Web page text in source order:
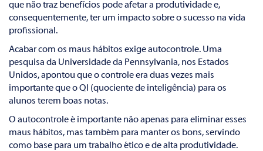
que não traz benefícios pode afetar a produtividade e,
consequentemente, ter um impacto sobre o sucesso na vida
profissional.
Acabar com os maus hábitos exige autocontrole. Uma
pesquisa da Universidade da Pennsylvania, nos Estados
Unidos, apontou que o controle era duas vezes mais
importante que o QI (quociente de inteligência) para os
alunos terem boas notas.
O autocontrole é importante não apenas para eliminar esses
maus hábitos, mas também para manter os bons, servindo
como base para um trabalho ético e de alta produtividade.